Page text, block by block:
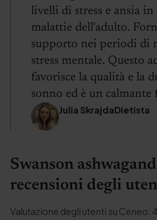
livelli di stress e ansia in
malattie dell'adulto.
supporto nei periodi di
stress mentale. Questo
favorisce la qualità e la
sonno ed è un calmante
Julia SkrajdaDietista
Swanson
recensioni degli
Valutazione degli utenti su Ceneo: